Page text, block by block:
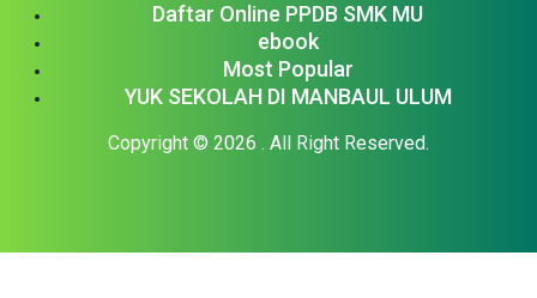
Daftar Online PPDB SMK MU
ebook
Most Popular
YUK SEKOLAH DI MANBAUL ULUM
Copyright © 2026 . All Right Reserved.